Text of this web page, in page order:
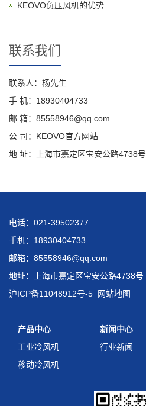
KEOVO负压风机的优势
联系我们
联系人：杨先生
手 机：18930404733
邮 箱：85558946@qq.com
公 司：KEOVO官方网站
地 址：上海市嘉定区宝安公路4738号
电话：021-39502377
手机：18930404733
邮箱：85558946@qq.com
地址：上海市嘉定区宝安公路4738号
沪ICP备11048912号-5
网站地图
产品中心
工业冷风机
移动冷风机
新闻中心
行业新闻